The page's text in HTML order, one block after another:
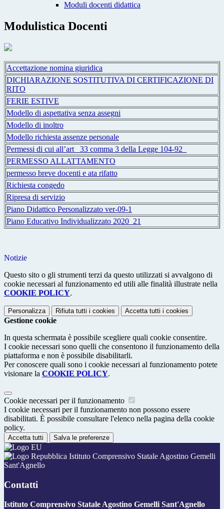
Moduli docenti didattica
Modulistica Docenti
Accettazione nomina giuridica
DICHIARAZIONE SOSTITUTIVA DI CERTIFICAZIONE DI
RITO
FERIE ESTIVE
Modello di aspettativa senza assegni
Modello di inoltro
Modello richiesta assenze personale
Permessi di cui all’art_ 33 comma 3 della Legge 104-92_
PERMESSO ALLATTAMENTO
permesso breve docenti e ata rifatto
Richiesta congedo
Ripresa di servizio
Piano Didattico Personalizzato ver-09-1
Piano Educativo Individualizzato 2020_21
Notizie
Questo sito o gli strumenti terzi da questo utilizzati si avvalgono di
cookie necessari al funzionamento ed utili alle finalità illustrate nella
COOKIE POLICY.
Personalizza Rifiuta tutti i cookies Accetta tutti i cookies
Gestione cookie
In questa schermata è possibile scegliere quali cookie consentire.
I cookie necessari sono quelli che consentono il funzionamento della
piattaforma e non è possibile disabilitarli.
Per conoscere quali sono i cookie necessari al funzionamento potete
visionare la COOKIE POLICY.
Cookie necessari per il funzionamento
I cookie necessari per il funzionamento non possono essere
disabilitati. È possibile consultare l'elenco nella pagina della cookie
policy.
Accetta tutti Salva le preferenze
Istituto Comprensivo Statale Agostino Gemelli
Sant'Agnello
Contatti
Istituto Comprensivo Statale Agostino Gemelli Sant'Agnello